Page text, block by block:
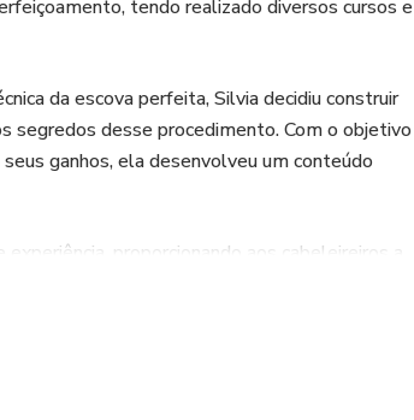
tendo realizado diversos cursos e
da escova perfeita, Silvia decidiu construir
segredos desse procedimento. Com o objetivo
ganhos, ela desenvolveu um conteúdo
proporcionando aos cabeleireiros a
de suas clientes. Se você busca se tornar um